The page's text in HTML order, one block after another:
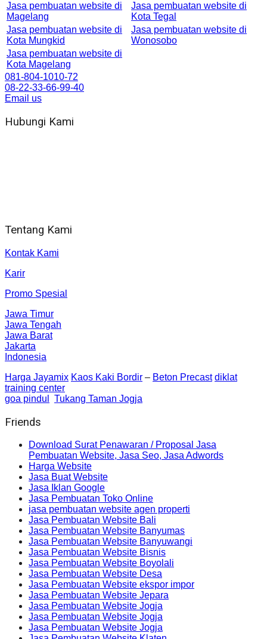
Jasa pembuatan website di
Magelang
Jasa pembuatan website di
Kota Tegal
Jasa pembuatan website di
Kota Mungkid
Jasa pembuatan website di
Wonosobo
Jasa pembuatan website di
Kota Magelang
081-804-1010-72
08-22-33-66-99-40
Email us
Hubungi Kami
Tentang Kami
Kontak Kami
Karir
Promo Spesial
Jawa Timur
Jawa Tengah
Jawa Barat
Jakarta
Indonesia
Harga Jayamix Kaos Kaki Bordir – Beton Precast diklat
training center
goa pindul
Tukang Taman Jogja
Friends
Download Surat Penawaran / Proposal Jasa
Pembuatan Website, Jasa Seo, Jasa Adwords
Harga Website
Jasa Buat Website
Jasa Iklan Google
Jasa Pembuatan Toko Online
jasa pembuatan website agen properti
Jasa Pembuatan Website Bali
Jasa Pembuatan Website Banyumas
Jasa Pembuatan Website Banyuwangi
Jasa Pembuatan Website Bisnis
Jasa Pembuatan Website Boyolali
Jasa Pembuatan Website Desa
Jasa Pembuatan Website ekspor impor
Jasa Pembuatan Website Jepara
Jasa Pembuatan Website Jogja
Jasa Pembuatan Website Jogja
Jasa Pembuatan Website Jogja